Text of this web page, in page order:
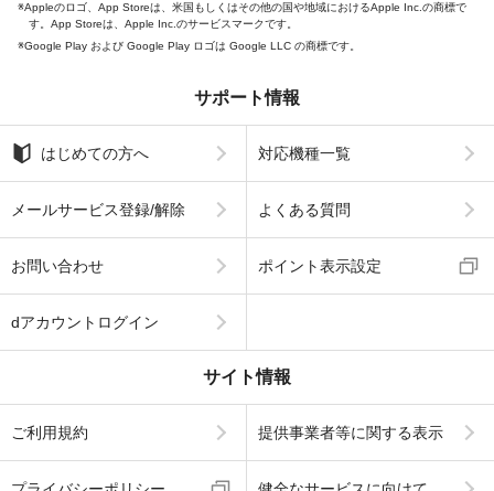
Appleのロゴ、App Storeは、米国もしくはその他の国や地域におけるApple Inc.の商標で
す。App Storeは、Apple Inc.のサービスマークです。
Google Play および Google Play ロゴは Google LLC の商標です。
サポート情報
はじめての方へ 対応機種一覧
メールサービス登録/解除 よくある質問
お問い合わせ ポイント表示設定
dアカウントログイン
サイト情報
ご利用規約 提供事業者等に関する表示